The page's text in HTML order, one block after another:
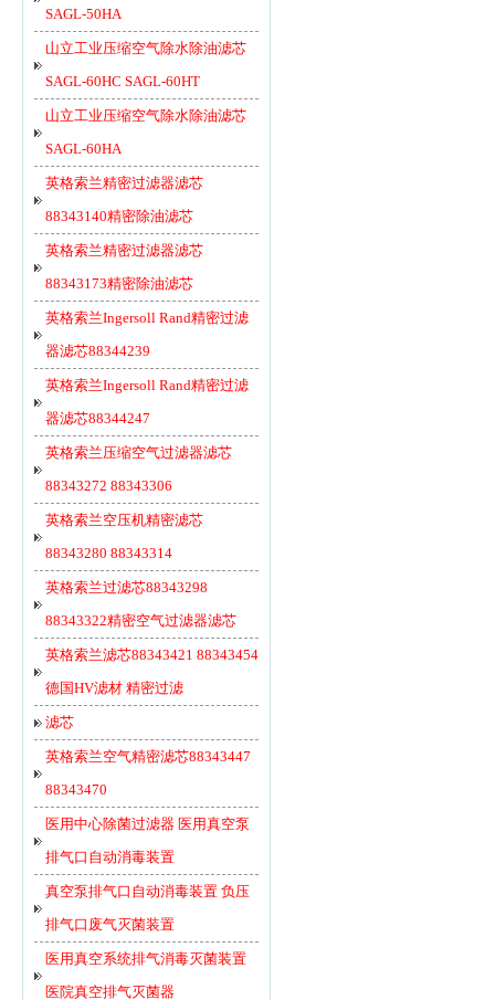
SAGL-50HA
山立工业压缩空气除水除油滤芯
SAGL-60HC SAGL-60HT
山立工业压缩空气除水除油滤芯
SAGL-60HA
英格索兰精密过滤器滤芯
88343140精密除油滤芯
英格索兰精密过滤器滤芯
88343173精密除油滤芯
英格索兰Ingersoll Rand精密过滤
器滤芯88344239
英格索兰Ingersoll Rand精密过滤
器滤芯88344247
英格索兰压缩空气过滤器滤芯
88343272 88343306
英格索兰空压机精密滤芯
88343280 88343314
英格索兰过滤芯88343298
88343322精密空气过滤器滤芯
英格索兰滤芯88343421 88343454
德国HV滤材 精密过滤
滤芯
英格索兰空气精密滤芯88343447
88343470
医用中心除菌过滤器 医用真空泵
排气口自动消毒装置
真空泵排气口自动消毒装置 负压
排气口废气灭菌装置
医用真空系统排气消毒灭菌装置
医院真空排气灭菌器